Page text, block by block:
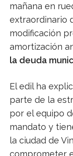
mañana en
extraordinario
modificación
amortización
la deuda
El edil ha
parte de la
por el equipo
mandato y
la ciudad de
comprometer